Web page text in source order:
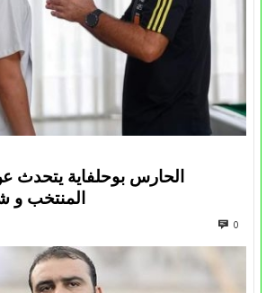
الحارس بوحلفاية يتحدث
المنتخب و
0